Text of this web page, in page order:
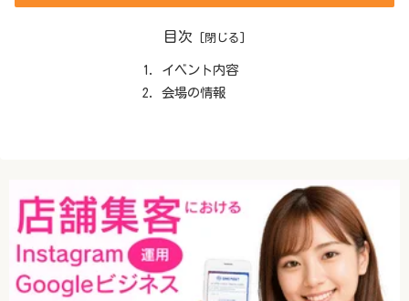
目次
イベント内容
会場の情報